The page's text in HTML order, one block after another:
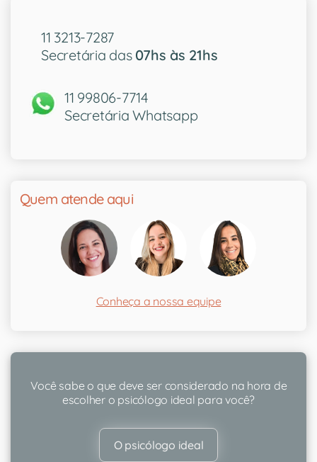
11 3213-7287
Secretária das 07hs às 21hs
11 99806-7714
Secretária Whatsapp
Quem atende aqui
Conheça a nossa equipe
Você sabe o que deve ser considerado na hora de
escolher o psicólogo ideal para você?
O psicólogo ideal